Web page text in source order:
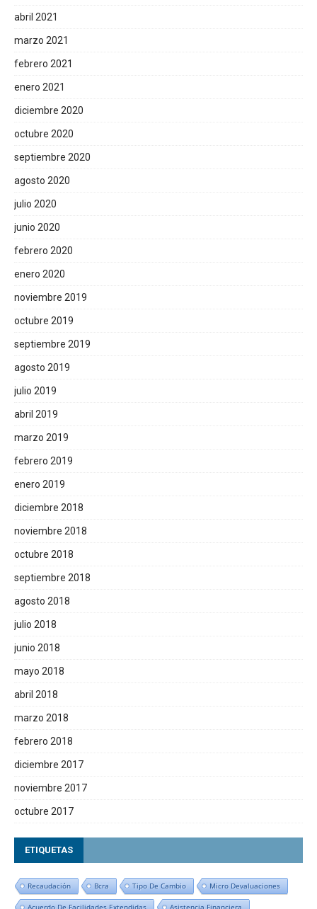
abril 2021
marzo 2021
febrero 2021
enero 2021
diciembre 2020
octubre 2020
septiembre 2020
agosto 2020
julio 2020
junio 2020
febrero 2020
enero 2020
noviembre 2019
octubre 2019
septiembre 2019
agosto 2019
julio 2019
abril 2019
marzo 2019
febrero 2019
enero 2019
diciembre 2018
noviembre 2018
octubre 2018
septiembre 2018
agosto 2018
julio 2018
junio 2018
mayo 2018
abril 2018
marzo 2018
febrero 2018
diciembre 2017
noviembre 2017
octubre 2017
ETIQUETAS
Recaudación Bcra Tipo De Cambio Micro Devaluaciones
Acuerdo De Facilidades Extendidas Asistencia Financiera